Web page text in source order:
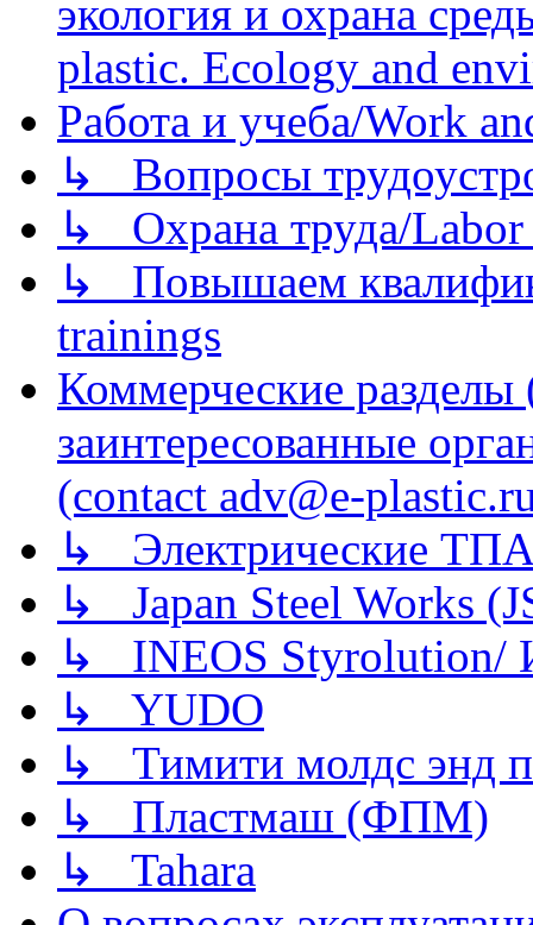
экология и охрана
plastic. Ecology and
Работа и учеба/Work
↳ Вопросы
↳ Охрана труда/Labor
↳ Повышаем
trainings
Коммерческие
заинтересованные
(contact adv@e-
↳ Электрические
↳ Japan Steel Works
↳ INEOS
↳ YUDO
↳ Тимити молдс энд
↳ Пластмаш (ФПМ)
↳ Tahara